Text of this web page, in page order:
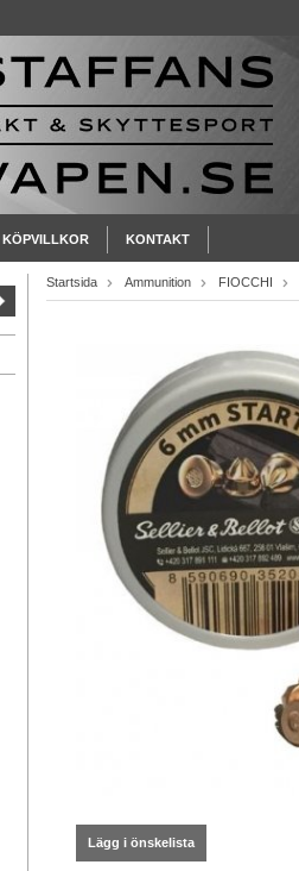
KÖPVILLKOR KONTAKT
Startsida Ammunition FIOCCHI
Lägg i önskelista